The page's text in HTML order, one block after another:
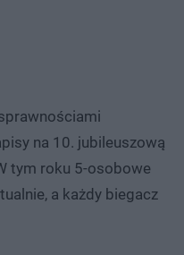
na 10. jubileuszową
tym roku 5-osobowe
a każdy biegacz